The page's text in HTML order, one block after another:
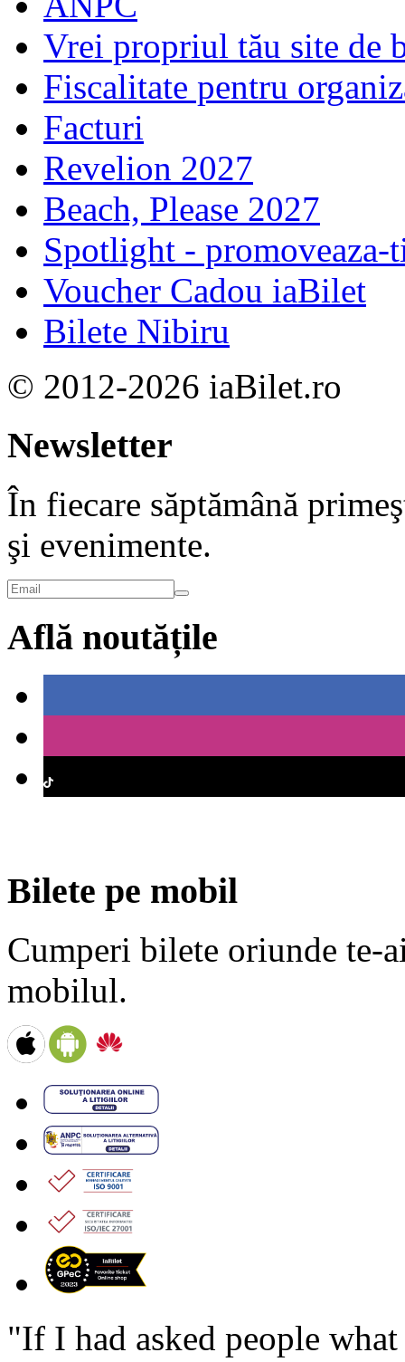
Vrei propriul tău site de
Fiscalitate pentru
Facturi
Revelion 2027
Beach, Please 2027
Spotlight - promoveaza-
Voucher Cadou iaBilet
Bilete Nibiru
© 2012-2026 iaBilet.ro
Newsletter
În fiecare săptămână
şi evenimente.
Află noutățile
Bilete pe mobil
Cumperi bilete oriunde te-
mobilul.
"If I had asked people